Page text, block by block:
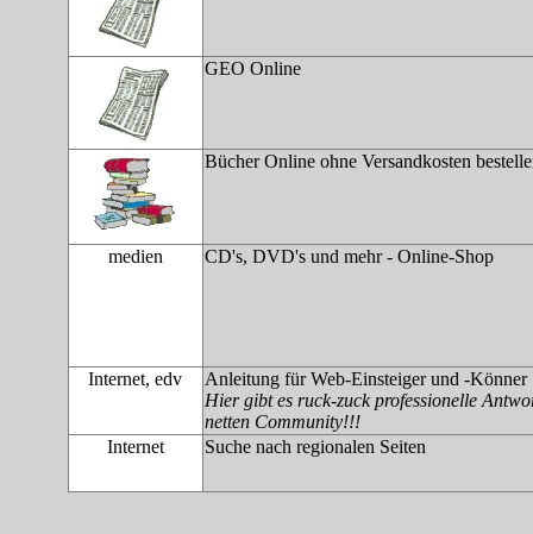
GEO Online
Bücher Online ohne Versandkosten
medien CD's, DVD's und mehr - Online-Shop
Internet, edv
Anleitung für Web-Einsteiger und -Könner
Hier gibt es ruck-zuck professionelle
netten Community!!!
Internet
Suche nach regionalen Seiten